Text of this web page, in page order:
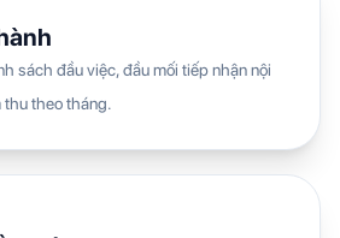
sách đầu việc, đầu mối tiếp nhận nội
theo tháng.